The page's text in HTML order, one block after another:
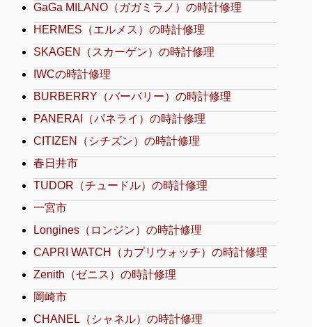
GaGa MILANO（ガガミラノ）の時計修理
HERMES（エルメス）の時計修理
SKAGEN（スカーゲン）の時計修理
IWCの時計修理
BURBERRY（バーバリー）の時計修理
PANERAI（パネライ）の時計修理
CITIZEN（シチズン）の時計修理
春日井市
TUDOR（チュードル）の時計修理
一宮市
Longines（ロンジン）の時計修理
CAPRI WATCH（カプリウォッチ）の時計修理
Zenith（ゼニス）の時計修理
岡崎市
CHANEL（シャネル）の時計修理